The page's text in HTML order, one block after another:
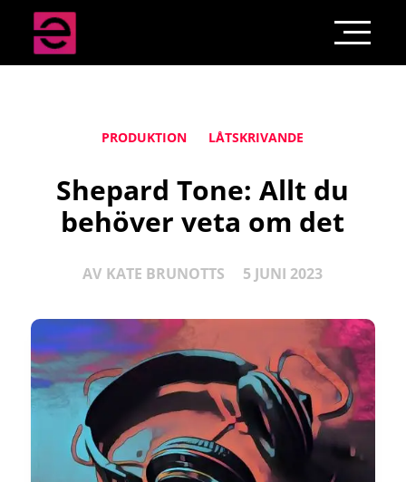
PRODUKTION LÅTSKRIVANDE
Shepard Tone: Allt du
behöver veta om det
AV KATE BRUNOTTS 5 JUNI 2023